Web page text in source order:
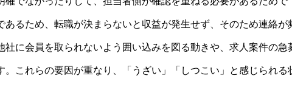
あるため、転職が決まらないと収益が発生せず、そのため連絡が
に会員を取られないよう囲い込みを図る動きや、求人案件の急
これらの要因が重なり、「うざい」「しつこい」と感じられる